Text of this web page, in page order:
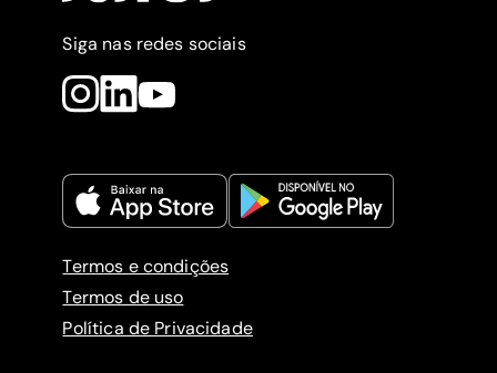
Siga nas redes sociais
Termos e condições
Termos de uso
Política de Privacidade